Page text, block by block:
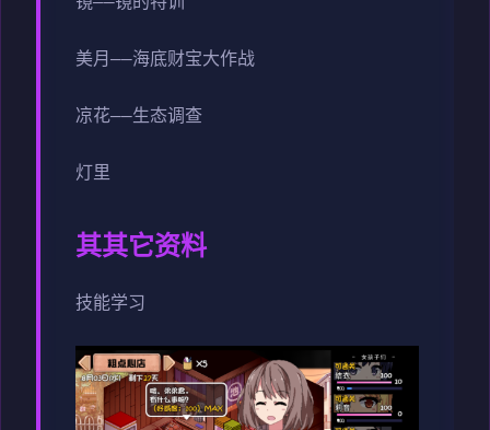
美月——海底财宝大作战
凉花——生态调查
灯里
其其它资料
技能学习